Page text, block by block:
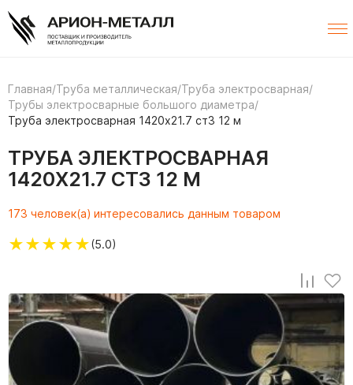
Главная/Труба металлическая/Труба электросварная/
Трубы электросварные большого диаметра/
Труба электросварная 1420х21.7 ст3 12 м
ТРУБА ЭЛЕКТРОСВАРНАЯ
1420Х21.7 СТ3 12 М
173 человек(а) интересовались данным товаром
★★★★★(5.0)